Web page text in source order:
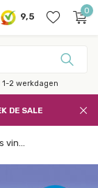
9,5
0
1-2 werkdagen
DE SALE
vin...